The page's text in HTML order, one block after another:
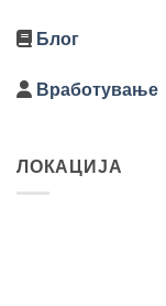
Блог
Вработување
ЛОКАЦИЈА